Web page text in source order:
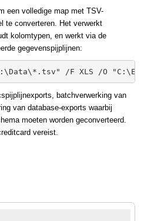
een volledige map met TSV-
te converteren. Het verwerkt
kolomtypen, en werkt via de
gegevenspijplijnen:
/F XLS /O
batchverwerking van
van database-exports waarbij
moeten worden geconverteerd.
vereist.